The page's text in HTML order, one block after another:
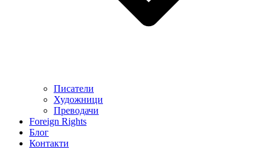
Писатели
Художници
Преводачи
Foreign Rights
Блог
Контакти